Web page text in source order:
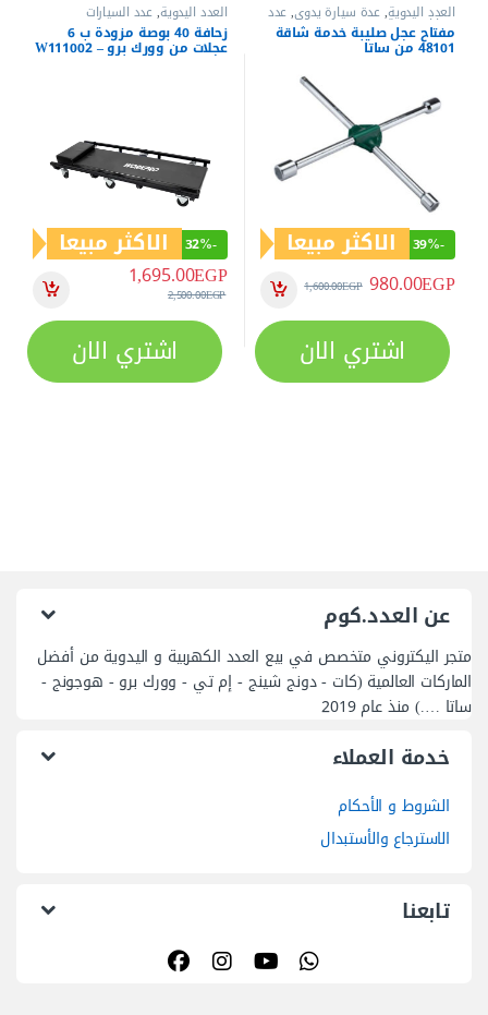
العدد اليدوية,عدة سيارة يدوي,عدد
سيارات يدوية​
مفتاح عجل صليبة خدمة شاقة
-
39% الاكثر مبيعا
980.00EGP
1,600.00EGP
اشتري الان
العدد اليدوية,عدد السيارات
زحافة 40 بوصة مزودة ب 6
عجلات من وورك برو – W111002
-
32% الاكثر مبيعا
1,695.00EGP
2,500.00EGP
اشتري الان
عن العدد.كوم
متجر اليكتروني متخصص في بيع العدد الكهربية و اليدوية من أفضل
الماركات العالمية (كات - دونج شينج - إم تي - وورك برو - هوجونج -
ساتا ….) منذ عام 2019
خدمة العملاء
الشروط و الأحكام
الاسترجاع والأستبدال
تابعنا